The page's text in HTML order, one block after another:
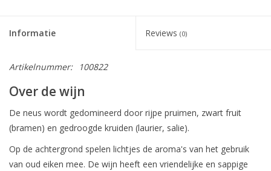
Informatie Reviews (0)
Artikelnummer: 100822
Over de wijn
De neus wordt gedomineerd door rijpe pruimen, zwart fruit
(bramen) en gedroogde kruiden (laurier, salie).
Op de achtergrond spelen lichtjes de aroma's van het gebruik
van oud eiken mee. De wijn heeft een vriendelijke en sappige